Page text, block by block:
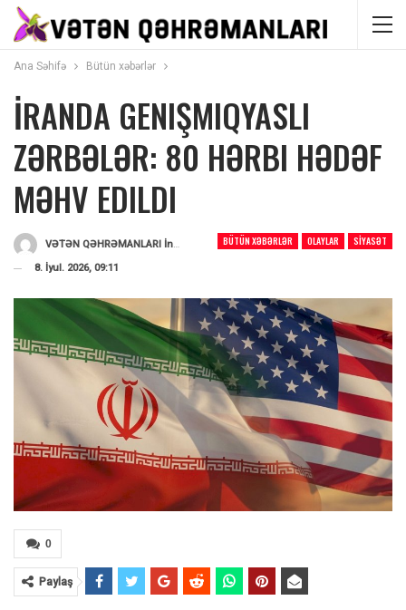
Ana Səhifə Bütün xəbərlər
İRANDA GENIŞMIQYASLI
ZƏRBƏLƏR: 80 HƏRBI HƏDƏF
MƏHV EDILDI
BÜTÜN XƏBƏRLƏR OLAYLAR SIYASƏT
VƏTƏN QƏHRƏMANLARI İnformasiya Portalı
Tərəfindən
8. İyul. 2026, 09:11
0
Paylaş